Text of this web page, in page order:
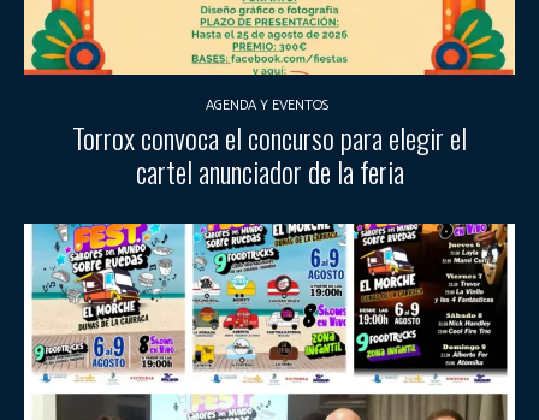
AGENDA Y EVENTOS
Torrox convoca el concurso para elegir el
cartel anunciador de la feria